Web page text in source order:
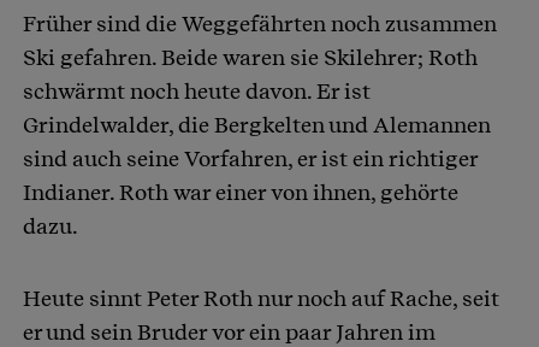
Früher sind die Weggefährten noch zusammen
Ski gefahren. Beide waren sie Skilehrer; Roth
schwärmt noch heute davon. Er ist
Grindelwalder, die Bergkelten und Alemannen
sind auch seine Vorfahren, er ist ein richtiger
Indianer. Roth war einer von ihnen, gehörte
dazu.
Heute sinnt Peter Roth nur noch auf Rache, seit
er und sein Bruder vor ein paar Jahren im